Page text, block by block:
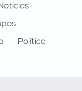
Política